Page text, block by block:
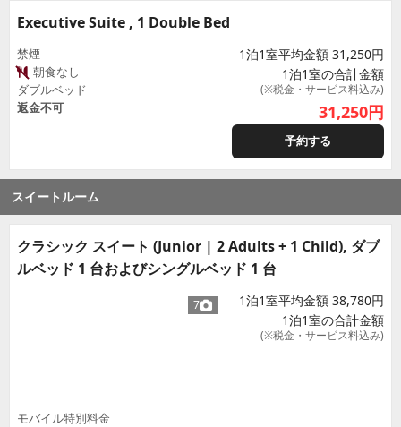
Executive Suite , 1 Double Bed
禁煙
朝食なし
ダブルベッド
返金不可
1泊1室平均金額 31,250円
1泊1室の合計金額
(※税金・サービス料込み)
31,250円
予約する
スイートルーム
クラシック スイート (Junior | 2 Adults + 1 Child), ダブ
ルベッド 1 台およびシングルベッド 1 台
7
モバイル特別料金
1泊1室平均金額 38,780円
1泊1室の合計金額
(※税金・サービス料込み)